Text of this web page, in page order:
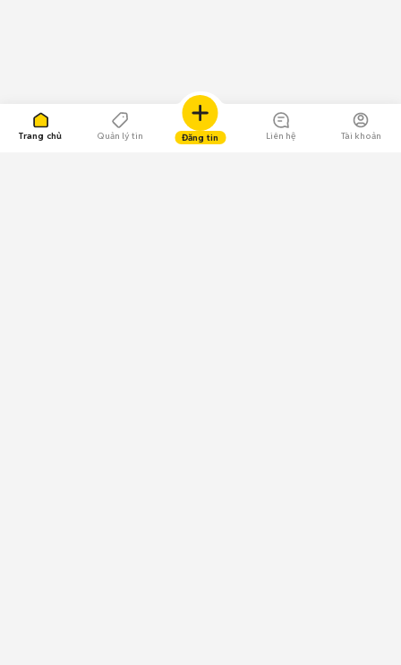
Trang chủ Quản lý tin Đăng tin Liên hệ Tài khoản